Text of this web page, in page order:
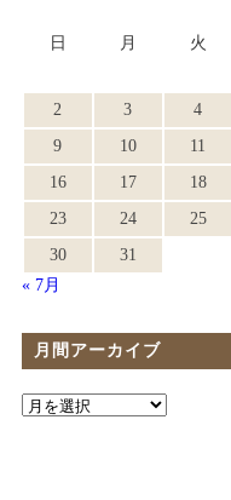
日
月 火
2
3 4
9
10 11
16
17 18
23
24 25
30
31
« 7月
月間アーカイブ